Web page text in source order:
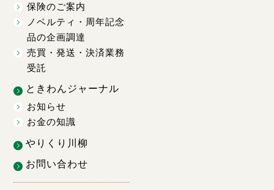
保険のご案内
ノベルティ・周年記念
品の企画調達
売買・発送・決済業務
受託
ときわんジャーナル
お知らせ
お金の知識
やりくり川柳
お問い合わせ